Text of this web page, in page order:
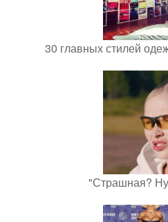
30 главных стилей
"Страшная?